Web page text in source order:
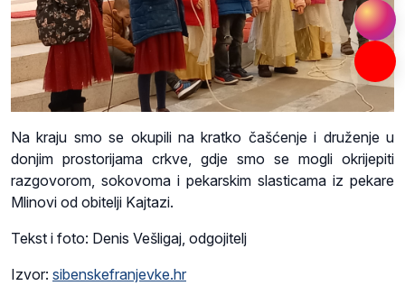
Na kraju smo se okupili na kratko čašćenje i druženje u
donjim prostorijama crkve, gdje smo se mogli okrijepiti
razgovorom, sokovoma i pekarskim slasticama iz pekare
Mlinovi od obitelji Kajtazi.
Tekst i foto: Denis Vešligaj, odgojitelj
Izvor: sibenskefranjevke.hr